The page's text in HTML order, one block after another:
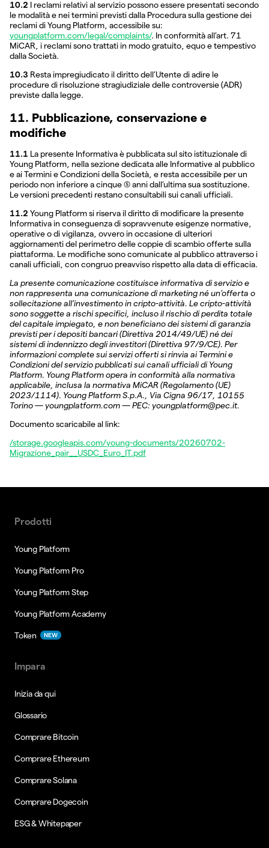
10.2 I reclami relativi al servizio possono essere presentati secondo
le modalità e nei termini previsti dalla Procedura sulla gestione dei
reclami di Young Platform, accessibile su:
youngplatform.com/legal/complaints/. In conformità all’art. 71
MiCAR, i reclami sono trattati in modo gratuito, equo e tempestivo
dalla Società.
10.3 Resta impregiudicato il diritto dell’Utente di adire le
procedure di risoluzione stragiudiziale delle controversie (ADR)
previste dalla legge.
11. Pubblicazione, conservazione e
modifiche
11.1 La presente Informativa è pubblicata sul sito istituzionale di
Young Platform, nella sezione dedicata alle Informative al pubblico
e ai Termini e Condizioni della Società, e resta accessibile per un
periodo non inferiore a cinque (5) anni dall’ultima sua sostituzione.
Le versioni precedenti restano consultabili sui canali ufficiali.
11.2 Young Platform si riserva il diritto di modificare la presente
Informativa in conseguenza di sopravvenute esigenze normative,
operative o di vigilanza, ovvero in occasione di ulteriori
aggiornamenti del perimetro delle coppie di scambio offerte sulla
piattaforma. Le modifiche sono comunicate al pubblico attraverso i
canali ufficiali, con congruo preavviso rispetto alla data di efficacia.
La presente comunicazione costituisce informativa di servizio e
non rappresenta una comunicazione di marketing né un’offerta o
sollecitazione all’investimento in cripto-attività. Le cripto-attività
sono soggette a rischi specifici, incluso il rischio di perdita totale
del capitale impiegato, e non beneficiano dei sistemi di garanzia
previsti per i depositi bancari (Direttiva 2014/49/UE) né dei
sistemi di indennizzo degli investitori (Direttiva 97/9/CE). Per
informazioni complete sui servizi offerti si rinvia ai Termini e
Condizioni del servizio pubblicati sui canali ufficiali di Young
Platform. Young Platform opera in conformità alla normativa
applicabile, inclusa la normativa MiCAR (Regolamento (UE)
2023/1114). Young Platform S.p.A., Via Cigna 96/17, 10155
Torino — youngplatform.com — PEC: youngplatform@pec.it.
Documento scaricabile al link:
/storage.googleapis.com/young-documents/20260702-
Migrazione_pair__USDC_Euro_IT.pdf
Prodotti
Young Platform
Young Platform Pro
Young Platform Step
Young Platform Academy
Token NEW
Impara
Inizia da qui
Glossario
Comprare Bitcoin
Comprare Ethereum
Comprare Solana
Comprare Dogecoin
ESG & Whitepaper